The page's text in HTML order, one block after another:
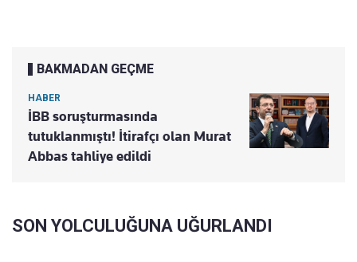
BAKMADAN GEÇME
HABER
İBB soruşturmasında
tutuklanmıştı! İtirafçı olan Murat
Abbas tahliye edildi
SON YOLCULUĞUNA UĞURLANDI